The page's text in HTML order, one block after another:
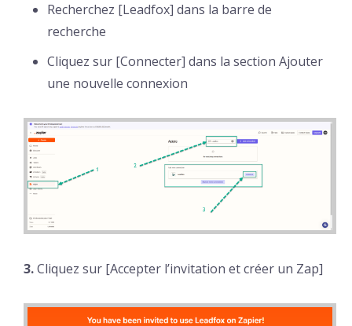
Recherchez [Leadfox] dans la barre de
recherche
Cliquez sur [Connecter] dans la section Ajouter
une nouvelle connexion
3.Cliquez sur [Accepter l’invitation et créer un Zap]